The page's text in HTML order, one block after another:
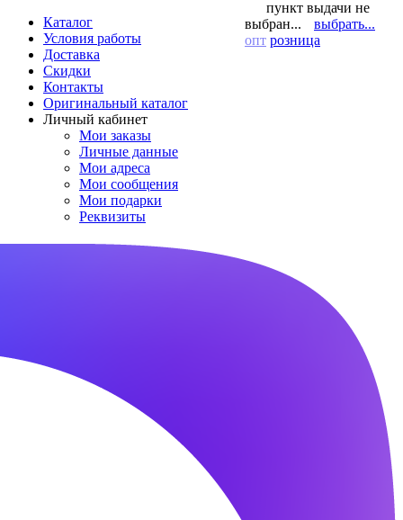
Каталог
Условия работы
Доставка
Скидки
Контакты
Оригинальный каталог
Личный кабинет
Мои заказы
Личные данные
Мои адреса
Мои сообщения
Мои подарки
Реквизиты
пункт выдачи не
выбран...
выбрать...
опт розница